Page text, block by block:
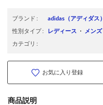
ブランド : adidas （アディダス）
性別タイプ: レディース ・
メンズ
カテゴリ :
お気に入り登録
商品説明